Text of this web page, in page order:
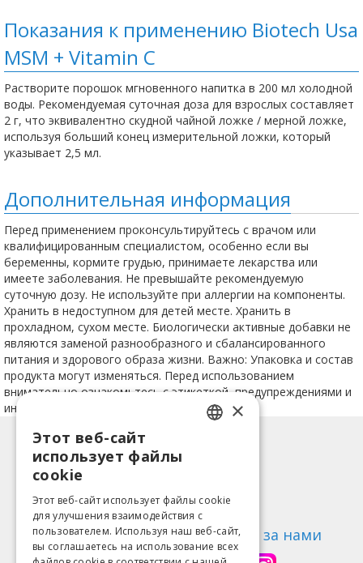
Показания к применению Biotech Usa
MSM + Vitamin C
Растворите порошок мгновенного напитка в 200 мл холодной
воды. Рекомендуемая суточная доза для взрослых составляет
2 г, что эквивалентно скудной чайной ложке / мерной ложке,
используя больший конец измерительной ложки, который
указывает 2,5 мл.
Дополнительная информация
Перед применением проконсультируйтесь с врачом или
квалифицированным специалистом, особенно если вы
беременны, кормите грудью, принимаете лекарства или
имеете заболевания. Не превышайте рекомендуемую
суточную дозу. Не используйте при аллергии на компоненты.
Хранить в недоступном для детей месте. Хранить в
прохладном, сухом месте. Биологически активные добавки не
являются заменой разнообразного и сбалансированного
питания и здорового образа жизни. Важно: Упаковка и состав
продукта могут изменяться. Перед использованием
внимательно ознакомьтесь с этикеткой, предупреждениями и
инструкцией.
Информация
Возврат товара
О нас Следи за нами
LITHUANIAN
ESTONIAN
RUSSIAN
×
Этот веб-сайт
использует файлы
cookie
Этот веб-сайт использует файлы cookie
для улучшения взаимодействия с
пользователем. Используя наш веб-сайт,
вы соглашаетесь на использование всех